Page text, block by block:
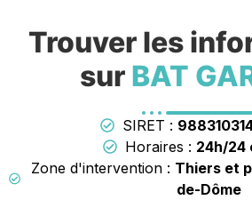
Trouver les
sur BAT
SIRET :
Horaires : 24h/24
Zone d'intervention : Thiers et
de-Dôme